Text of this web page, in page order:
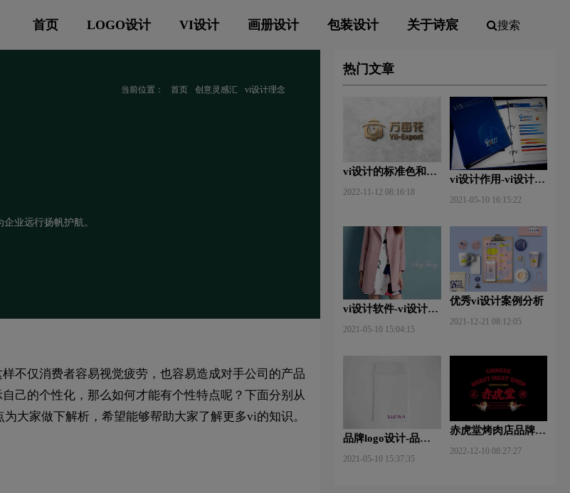
首页 LOGO设计 VI设计 画册设计 包装设计 关于诗宸 搜索
当前位置： 首页 创意灵感汇
vi设计理念
业远行扬帆护航。
不仅消费者容易视觉疲劳，也容易造成对手公司的产品
己的个性化，那么如何才能有个性特点呢？下面分别从
大家做下解析，希望能够帮助大家了解更多vi的知识。
热门文章
vi设计的标准色和辅
2022-11-12 08:16:18
vi设计作用-vi设计的
2021-05-10 16:15:22
vi设计软件-vi设计用
2021-05-10 15:04:15
优秀vi设计案例分析
2021-12-21 08:12:05
品牌logo设计-品牌vi
2021-05-10 15:37:35
赤虎堂烤肉店品牌VI
2022-12-10 08:27:27